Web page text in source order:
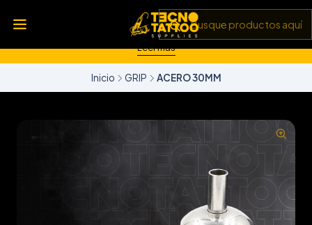
💥 Insumos, máquinas y tecnología de punta 💻 Todo lo que
necesitas para llevar tu arte al siguiente nivel 🎨 Calidad garantizada
Leer más
Inicio GRIP ACERO 30MM